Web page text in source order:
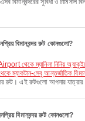
সুবিধা ও টার্মিনাল
বিমানবন্দর রুট কোনগুলো?
থেকে ম্যানিলা নিনিয় অ্যাকুইনো
সেবু আন্তর্জাতিক
রুট। এই রুটগুলো আপনার
বিমানবন্দর রুট কোনগুলো?